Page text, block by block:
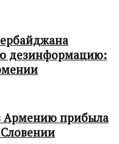
дезинформацию:
Армению прибыла